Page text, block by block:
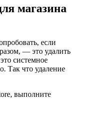
магазина
если
— это удалить
системное
Так что удаление
выполните